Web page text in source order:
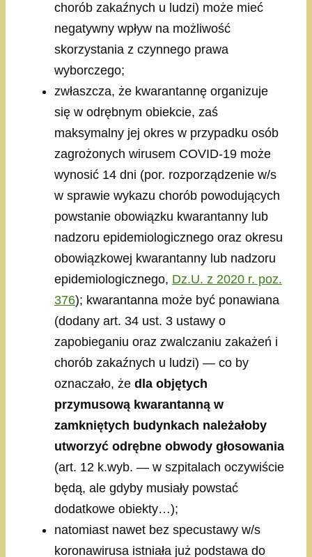
chorób zakaźnych u ludzi) może mieć
negatywny wpływ na możliwość
skorzystania z czynnego prawa
wyborczego;
zwłaszcza, że kwarantannę organizuje
się w odrębnym obiekcie, zaś
maksymalny jej okres w przypadku osób
zagrożonych wirusem COVID-19 może
wynosić 14 dni (por. rozporządzenie w/s
w sprawie wykazu chorób powodujących
powstanie obowiązku kwarantanny lub
nadzoru epidemiologicznego oraz okresu
obowiązkowej kwarantanny lub nadzoru
epidemiologicznego, Dz.U. z 2020 r. poz.
376); kwarantanna może być ponawiana
(dodany art. 34 ust. 3 ustawy o
zapobieganiu oraz zwalczaniu zakażeń i
chorób zakaźnych u ludzi) — co by
oznaczało, że dla objętych
przymusową kwarantanną w
zamkniętych budynkach należałoby
utworzyć odrębne obwody głosowania
(art. 12 k.wyb. — w szpitalach oczywiście
będą, ale gdyby musiały powstać
dodatkowe obiekty…);
natomiast nawet bez specustawy w/s
koronawirusa istniała już podstawa do